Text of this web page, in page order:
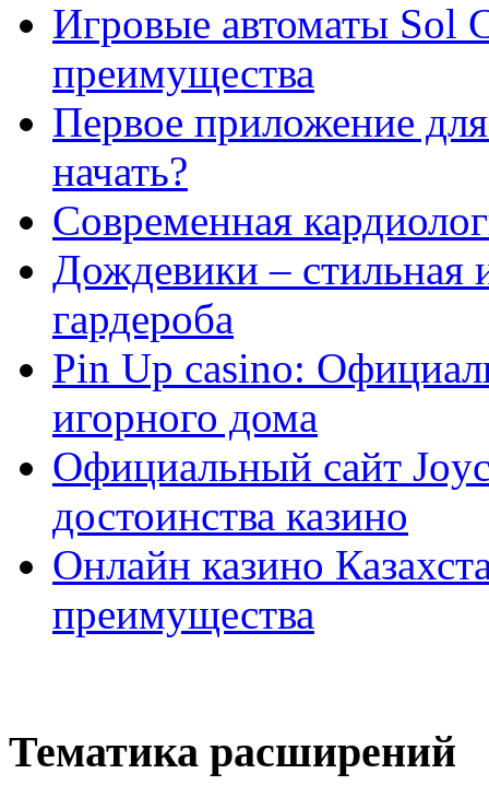
Игровые автоматы Sol
преимущества
Первое приложение
начать?
Современная
Дождевики – стильная
гардероба
Pin Up casino:
игорного дома
Официальный сайт
достоинства казино
Онлайн казино
преимущества
Тематика расширений